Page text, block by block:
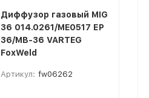
Диффузор газовый MIG
36 014.0261/ME0517 ЕP
36/МВ-36 VARTEG
FoxWeld
Артикул: fw06262